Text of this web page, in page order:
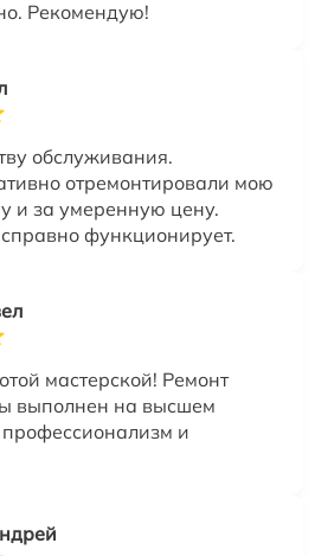
Рекомендую!
обслуживания.
отремонтировали мою
и за умеренную цену.
функционирует.
мастерской! Ремонт
выполнен на высшем
и